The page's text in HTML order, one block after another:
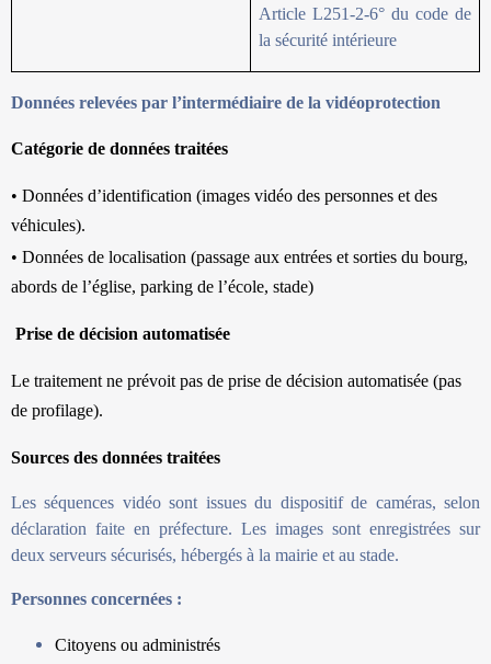
Article L251-2-6° du code de
la sécurité intérieure
Données relevées par l’intermédiaire de la vidéoprotection
Catégorie de données traitées
• Données d’identification (images vidéo des personnes et des
véhicules).
• Données de localisation (passage aux entrées et sorties du bourg,
abords de l’église, parking de l’école, stade)
Prise de décision automatisée
Le traitement ne prévoit pas de prise de décision automatisée (pas
de profilage).
Sources des données traitées
Les séquences vidéo sont issues du dispositif de caméras, selon
déclaration faite en préfecture. Les images sont enregistrées sur
deux serveurs sécurisés, hébergés à la mairie et au stade.
Personnes concernées :
Citoyens ou administrés